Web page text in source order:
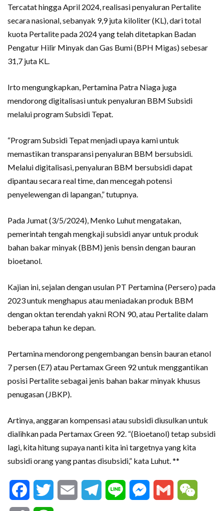
Tercatat hingga April 2024, realisasi penyaluran Pertalite
secara nasional, sebanyak 9,9 juta kiloliter (KL), dari total
kuota Pertalite pada 2024 yang telah ditetapkan Badan
Pengatur Hilir Minyak dan Gas Bumi (BPH Migas) sebesar
31,7 juta KL.
Irto mengungkapkan, Pertamina Patra Niaga juga
mendorong digitalisasi untuk penyaluran BBM Subsidi
melalui program Subsidi Tepat.
“Program Subsidi Tepat menjadi upaya kami untuk
memastikan transparansi penyaluran BBM bersubsidi.
Melalui digitalisasi, penyaluran BBM bersubsidi dapat
dipantau secara real time, dan mencegah potensi
penyelewengan di lapangan,” tutupnya.
Pada Jumat (3/5/2024), Menko Luhut mengatakan,
pemerintah tengah mengkaji subsidi anyar untuk produk
bahan bakar minyak (BBM) jenis bensin dengan bauran
bioetanol.
Kajian ini, sejalan dengan usulan PT Pertamina (Persero) pada
2023 untuk menghapus atau meniadakan produk BBM
dengan oktan terendah yakni RON 90, atau Pertalite dalam
beberapa tahun ke depan.
Pertamina mendorong pengembangan bensin bauran etanol
7 persen (E7) atau Pertamax Green 92 untuk menggantikan
posisi Pertalite sebagai jenis bahan bakar minyak khusus
penugasan (JBKP).
Artinya, anggaran kompensasi atau subsidi diusulkan untuk
dialihkan pada Pertamax Green 92. “(Bioetanol) tetap subsidi
lagi, kita hitung supaya nanti kita ini targetnya yang kita
subsidi orang yang pantas disubsidi,” kata Luhut. **
FacebookTwitter Email Telegram
Line Messenger
Gmail